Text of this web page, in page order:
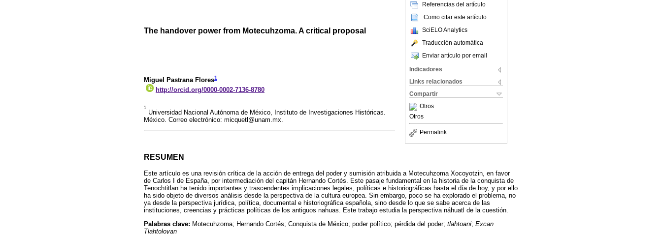
Referencias del artículo
Como citar este artículo
SciELO Analytics
Traducción automática
Enviar artículo por email
Indicadores
Links relacionados
Compartir
Otros
Otros
Permalink
The handover power from Motecuhzoma. A critical proposal
Miguel Pastrana Flores1
http://orcid.org/0000-0002-7136-8780
1
Universidad Nacional Autónoma de México, Instituto de Investigaciones Históricas.
México. Correo electrónico: micquetl@unam.mx.
RESUMEN
Este artículo es una revisión crítica de la acción de entrega del poder y sumisión atribuida a Motecuhzoma Xocoyotzin, en favor
de Carlos I de España, por intermediación del capitán Hernando Cortés. Este pasaje fundamental en la historia de la conquista de
Tenochtitlan ha tenido importantes y trascendentes implicaciones legales, políticas e historiográficas hasta el día de hoy, y por ello
ha sido objeto de diversos análisis desde la perspectiva de la cultura europea. Sin embargo, poco se ha explorado el problema, no
ya desde la perspectiva jurídica, política, documental e historiográfica española, sino desde lo que se sabe acerca de las
instituciones, creencias y prácticas políticas de los antiguos nahuas. Este trabajo estudia la perspectiva náhuatl de la cuestión.
Palabras clave: Motecuhzoma; Hernando Cortés; Conquista de México; poder político; pérdida del poder; tlahtoani; Excan
Tlahtoloyan